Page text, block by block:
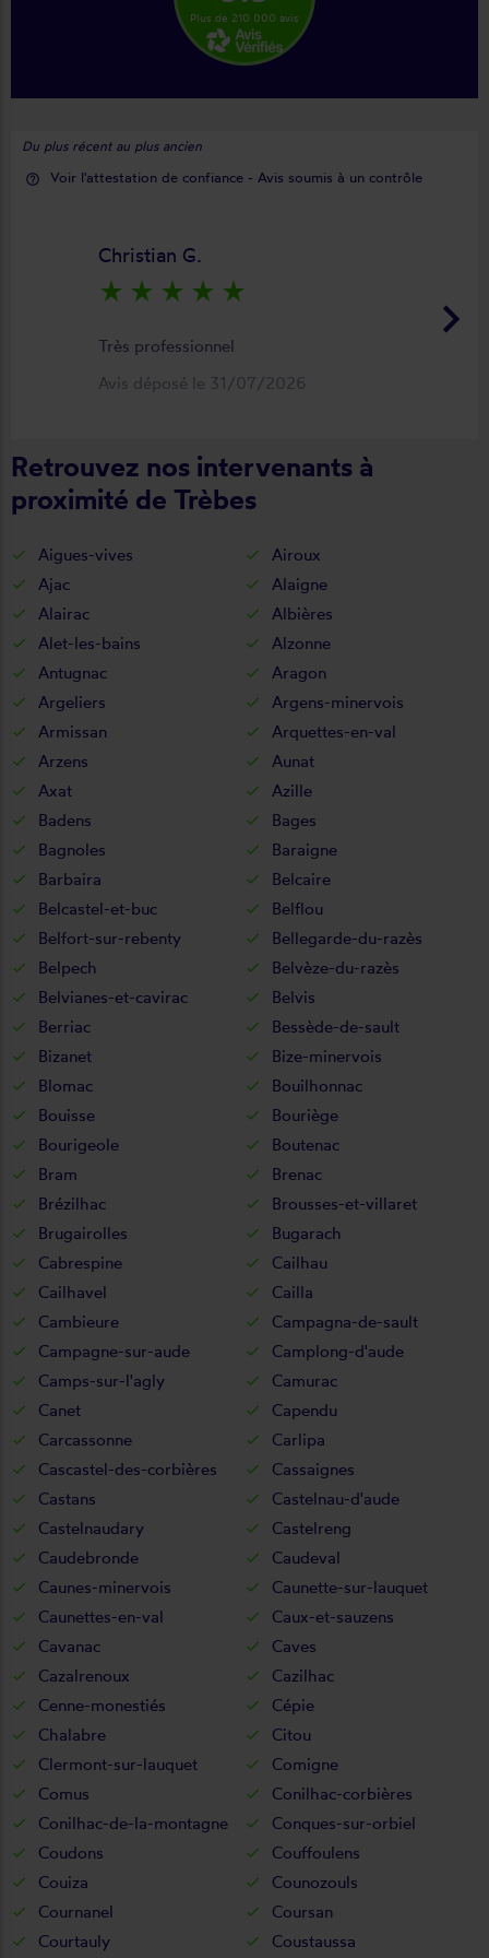
Plus de 210 000 avis
Du plus récent au plus ancien
help_outline Voir l'attestation de confiance - Avis soumis à un contrôle
keyboard_arrow_right
Christian G.
star_rate star_rate star_rate star_rate star_rate
Très professionnel
Avis déposé le 31/07/2026
Retrouvez nos intervenants à
proximité de Trèbes
Aigues-vives
Airoux
Ajac
Alaigne
Alairac
Albières
Alet-les-bains
Alzonne
Antugnac
Aragon
Argeliers
Argens-minervois
Armissan
Arquettes-en-val
Arzens
Aunat
Axat
Azille
Badens
Bages
Bagnoles
Baraigne
Barbaira
Belcaire
Belcastel-et-buc
Belflou
Belfort-sur-rebenty
Bellegarde-du-razès
Belpech
Belvèze-du-razès
Belvianes-et-cavirac
Belvis
Berriac
Bessède-de-sault
Bizanet
Bize-minervois
Blomac
Bouilhonnac
Bouisse
Bouriège
Bourigeole
Boutenac
Bram
Brenac
Brézilhac
Brousses-et-villaret
Brugairolles
Bugarach
Cabrespine
Cailhau
Cailhavel
Cailla
Cambieure
Campagna-de-sault
Campagne-sur-aude
Camplong-d'aude
Camps-sur-l'agly
Camurac
Canet
Capendu
Carcassonne
Carlipa
Cascastel-des-corbières
Cassaignes
Castans
Castelnau-d'aude
Castelnaudary
Castelreng
Caudebronde
Caudeval
Caunes-minervois
Caunette-sur-lauquet
Caunettes-en-val
Caux-et-sauzens
Cavanac
Caves
Cazalrenoux
Cazilhac
Cenne-monestiés
Cépie
Chalabre
Citou
Clermont-sur-lauquet
Comigne
Comus
Conilhac-corbières
Conilhac-de-la-montagne
Conques-sur-orbiel
Coudons
Couffoulens
Couiza
Counozouls
Cournanel
Coursan
Courtauly
Coustaussa